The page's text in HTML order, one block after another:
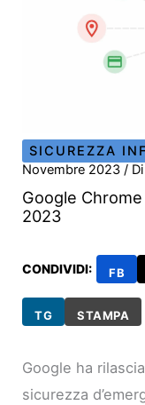
SICUREZZA
Novembre 2023/ Di
Google
2023
CONDIVIDI: FB
TG STAMPA
Google ha
sicurezza